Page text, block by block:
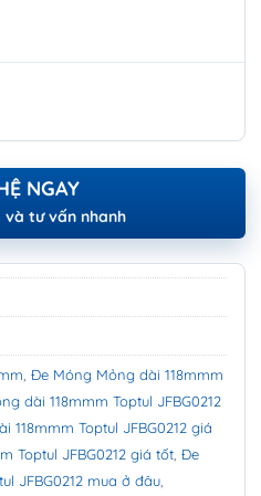
NGAY
và tư vấn nhanh
Đe Móng Mỏng dài 118mmm
dài 118mmm Toptul JFBG0212
118mmm Toptul JFBG0212 giá
Toptul JFBG0212 giá tốt Đe
JFBG0212 mua ở đâu